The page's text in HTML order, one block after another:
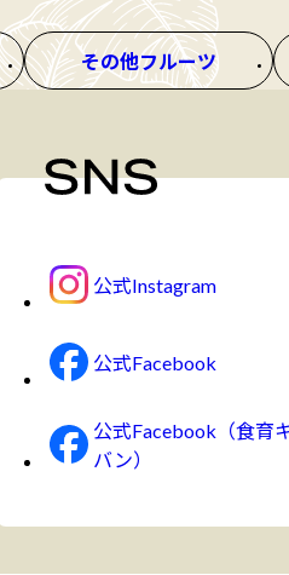
その他フルーツ
公式Instagram
公式Facebook
公式Facebook（食育
バン）